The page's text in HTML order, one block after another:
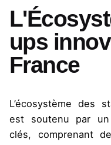
ups
France
L’écosystème des
est soutenu par un
clés, comprenant